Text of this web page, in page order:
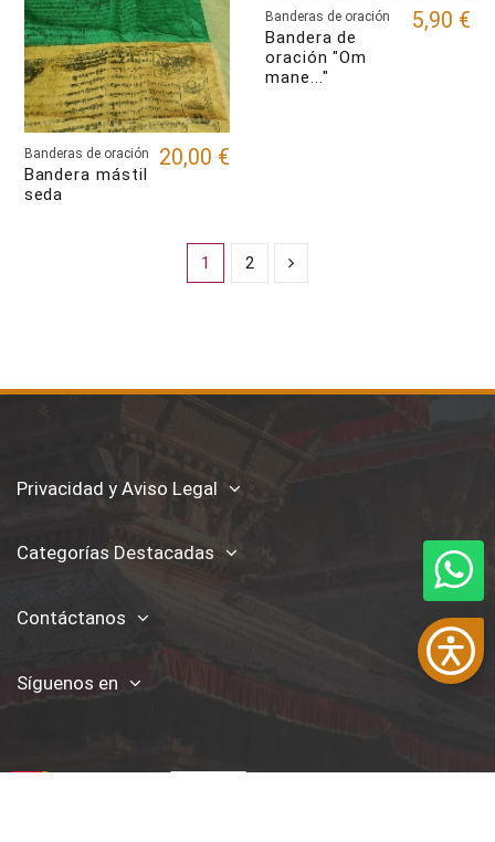
Banderas de oración
Bandera mástil
seda
20,00 €
Banderas de oración
Bandera de
oración "Om
mane..."
5,90 €
1 2
Privacidad y Aviso Legal
Categorías Destacadas
Contáctanos
Síguenos en